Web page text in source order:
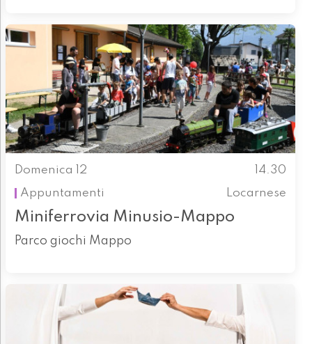
Domenica 12
14.30
Appuntamenti
Locarnese
Miniferrovia Minusio-Mappo
Parco giochi Mappo